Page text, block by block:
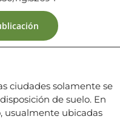
ciudades solamente se
de suelo. En
usualmente ubicadas